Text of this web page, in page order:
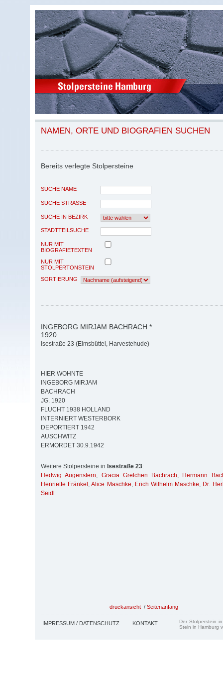
NAMEN, ORTE UND BIOGRAFIEN SUCHEN
Bereits verlegte Stolpersteine
SUCHE NAME
SUCHE STRASSE
SUCHE IN BEZIRK
STADTTEILSUCHE
NUR MIT
BIOGRAFIETEXTEN
NUR MIT
STOLPERTONSTEIN
SORTIERUNG
INGEBORG MIRJAM BACHRACH *
1920
Isestraße 23 (Eimsbüttel, Harvestehude)
HIER WOHNTE
INGEBORG MIRJAM
BACHRACH
JG. 1920
FLUCHT 1938 HOLLAND
INTERNIERT WESTERBORK
DEPORTIERT 1942
AUSCHWITZ
ERMORDET 30.9.1942
Weitere Stolpersteine in Isestraße 23:
Hedwig Augenstern, Gracia Gretchen Bachrach,
Hermann
Henriette Fränkel ,Alice Maschke, Erich Wilhelm Maschke, Dr.
Seidl
druckansicht / Seitenanfang
IMPRESSUM / DATENSCHUTZ KONTAKT
Der Stolperstein
Stein in Hamburg